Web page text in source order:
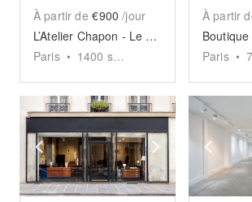
À partir de €900 /jour
L’Atelier Chapon - Le Marais
Paris • 1400 sq ft
À partir
Paris •
Show previous slide Show next